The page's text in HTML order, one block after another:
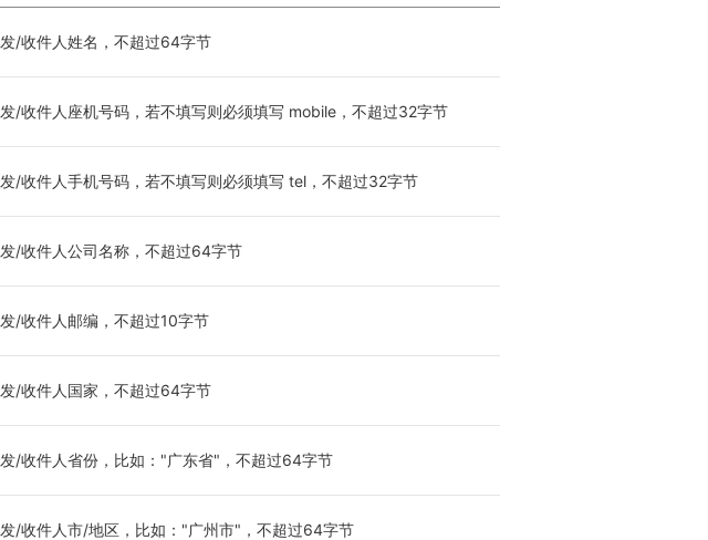
发/收件人姓名，不超过64字节
发/收件人座机号码，若不填写则必须填写 mobile，不超过32字节
发/收件人手机号码，若不填写则必须填写 tel，不超过32字节
发/收件人公司名称，不超过64字节
发/收件人邮编，不超过10字节
发/收件人国家，不超过64字节
发/收件人省份，比如："广东省"，不超过64字节
发/收件人市/地区，比如："广州市"，不超过64字节